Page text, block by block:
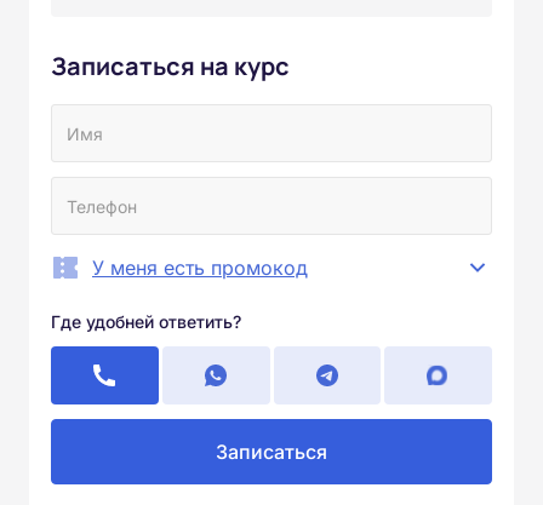
Записаться на курс
У меня есть промокод
Где удобней ответить?
Записаться